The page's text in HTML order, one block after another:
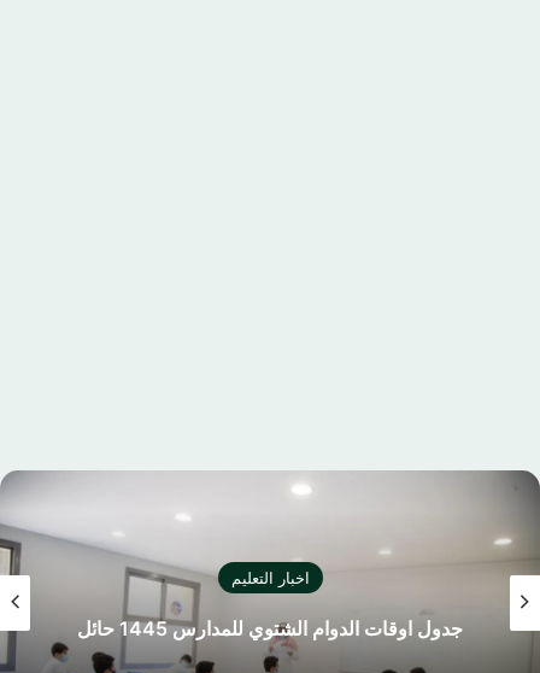
اخبار التعليم
جدول اوقات الدوام الشتوي للمدارس 1445 حائل